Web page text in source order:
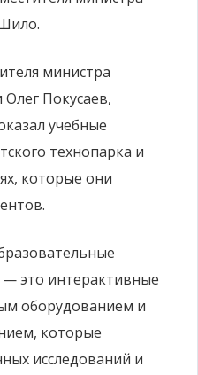
министра
Покусаев,
учебные
технопарка и
которые они
— это интерактивные
оборудованием и
которые
исследований и